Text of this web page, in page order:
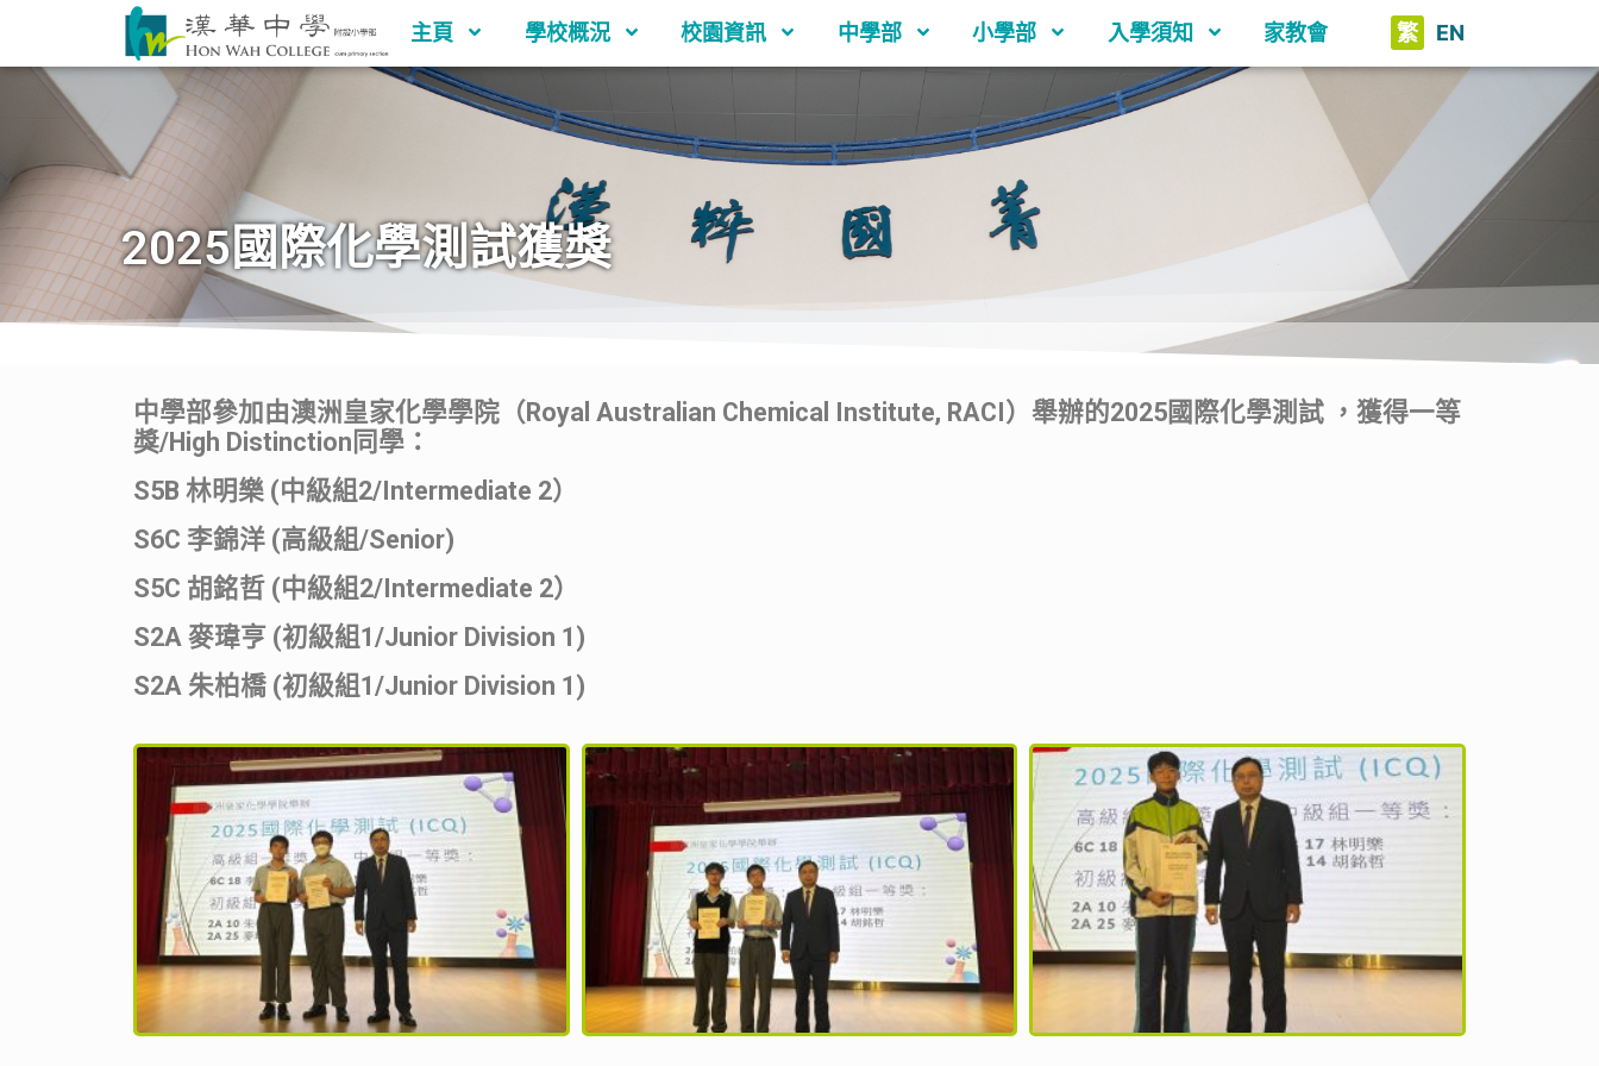
主頁 學校概況 校園資訊 中學部 小學部 入學須知 家教會 繁 EN
2025國際化學測試獲獎
中學部參加由澳洲皇家化學學院（Royal Australian Chemical Institute, RACI）舉辦的2025國際化學測試 ，獲得一等
獎/High Distinction同學：
S5B 林明樂 (中級組2/Intermediate 2）
S6C 李錦洋 (高級組/Senior)
S5C 胡銘哲 (中級組2/Intermediate 2）
S2A 麥瑋亨 (初級組1/Junior Division 1)
S2A 朱柏橋 (初級組1/Junior Division 1)